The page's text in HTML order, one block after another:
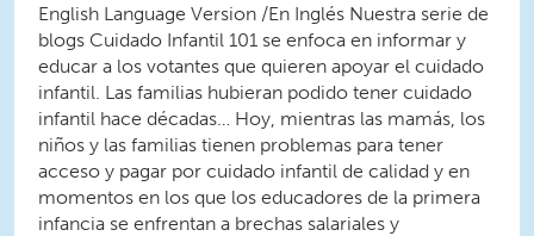
English Language Version /En Inglés Nuestra serie de
blogs Cuidado Infantil 101 se enfoca en informar y
educar a los votantes que quieren apoyar el cuidado
infantil. Las familias hubieran podido tener cuidado
infantil hace décadas… Hoy, mientras las mamás, los
niños y las familias tienen problemas para tener
acceso y pagar por cuidado infantil de calidad y en
momentos en los que los educadores de la primera
infancia se enfrentan a brechas salariales y